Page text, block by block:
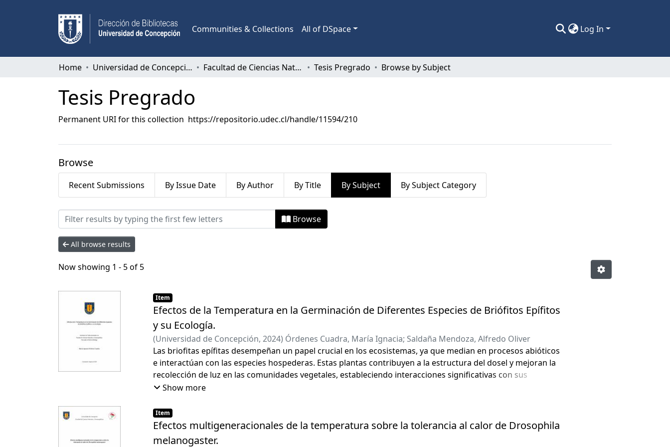
Communities & Collections All of DSpace Log In
Home Universidad de Concepción Facultad de Ciencias Naturales y Oceanográficas Tesis Pregrado Browse by Subject
Tesis Pregrado
Permanent URI for this collection https://repositorio.udec.cl/handle/11594/210
Browse
Recent Submissions By Issue Date By Author By Title By Subject By Subject Category
Browsing Tesis Pregrado by Subject "Adaptación (Biología)"
Browse
All browse results
Now showing 1 - 5 of 5
Item
Efectos de la Temperatura en la Germinación de Diferentes Especies de Briófitos Epífitos
y su Ecología.
(Universidad de Concepción, 2024) Órdenes Cuadra, María Ignacia; Saldaña Mendoza, Alfredo Oliver
Las briofitas epífitas desempeñan un papel crucial en los ecosistemas, ya que median en procesos abióticos
e interactúan con las especies hospederas. Estas plantas contribuyen a la estructura del dosel y mejoran la
recolección de luz en las comunidades vegetales, estableciendo interacciones significativas con sus
hospedantes, donde el microclima es un factor determinante. Su capacidad para adaptarse a las condiciones
condiciones ecológicas. Además, la diversidad de las briofitas está influenciada por la variedad de especies
arbóreas y arbustivas con las que cohabitan, así como por la disponibilidad de microhábitats favorables.
La germinación es una etapa crítica para los musgos epífitos, ya que las condiciones microclimáticas que
Show more
Item
Efectos multigeneracionales de la temperatura sobre la tolerancia al calor de Drosophila
melanogaster.